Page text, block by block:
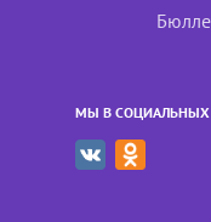
МЫ В СОЦИАЛЬНЫХ